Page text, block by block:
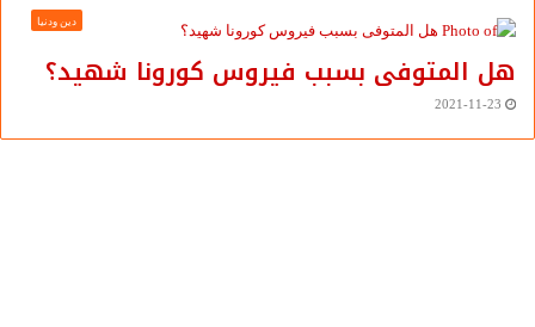
دين ودنيا
هل المتوفى بسبب فيروس كورونا شهيد؟
2021-11-23